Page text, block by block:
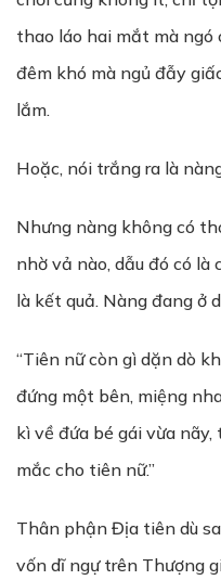
thao láo hai mắt mà
đêm khó mà ngủ đẫy
lắm.
Hoặc, nói trắng ra là
Nhưng nàng không có
nhờ vả nào, dẫu đó có là
là kết quả. Nàng đang ở
“Tiên nữ còn gì dặn dò
đứng một bên, miệng
kì về đứa bé gái vừa
mắc cho tiên nữ.”
Thân phận Địa tiên dù
vốn dĩ ngự trên Thượng